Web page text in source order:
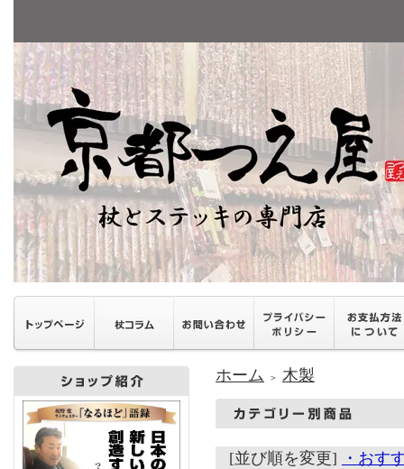
ホーム ＞ 木製
[並び順を変更]
・おす